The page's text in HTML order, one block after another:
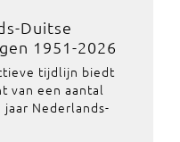
Duitse
1951-2026
tijdlijn biedt
van een aantal
Nederlands-